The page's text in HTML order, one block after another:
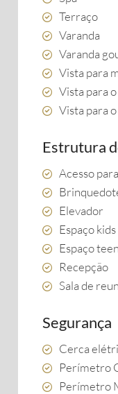
Terraço
Varanda
Varanda
Vista para
Vista para
Vista para
Estrutura
Acesso
Elevador
Espaço kids
Espaço teen
Recepção
Sala de
Segurança
Cerca
Perímetro
Perímetro